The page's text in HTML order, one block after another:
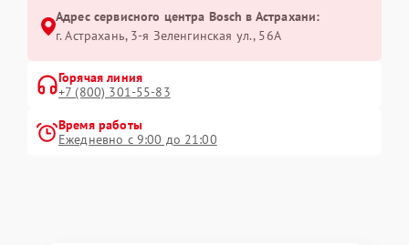
Адрес сервисного центра Bosch в Астрахани:
г. Астрахань, 3-я Зеленгинская ул., 56А
Горячая линия
+7 (800) 301-55-83
Время работы
Ежедневно с 9:00 до 21:00